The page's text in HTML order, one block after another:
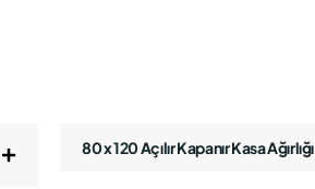
80 x 120 Açılır Kapanır Kasa Ağırlığı